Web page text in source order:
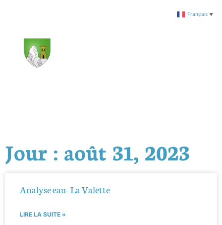
Jour : août 31, 2023
Analyse eau- La Valette
LIRE LA SUITE »
Français ▼